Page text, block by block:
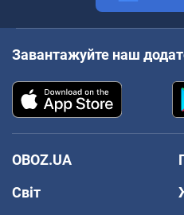
Завантажуйте наш
OBOZ.UA
Світ